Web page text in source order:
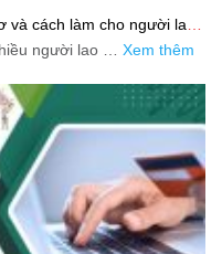
và cách làm cho người lao
người lao … Xem thêm